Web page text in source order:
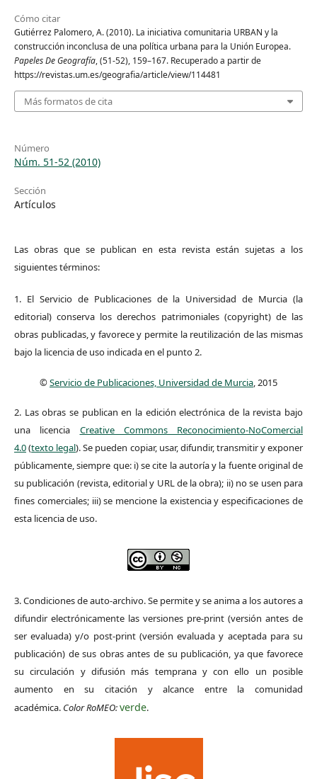
Cómo citar
Gutiérrez Palomero, A. (2010). La iniciativa comunitaria URBAN y la
construcción inconclusa de una política urbana para la Unión Europea.
Papeles De Geografía, (51-52), 159–167. Recuperado a partir de
https://revistas.um.es/geografia/article/view/114481
Más formatos de cita
Número
Núm. 51-52 (2010)
Sección
Artículos
Las obras que se publican en esta revista están sujetas a los
siguientes términos:
1. El Servicio de Publicaciones de la Universidad de Murcia (la
editorial) conserva los derechos patrimoniales (copyright) de las
obras publicadas, y favorece y permite la reutilización de las mismas
bajo la licencia de uso indicada en el punto 2.
©Servicio de Publicaciones, Universidad de Murcia, 2015
2. Las obras se publican en la edición electrónica de la revista bajo
una licencia Creative Commons Reconocimiento-NoComercial
4.0(texto legal). Se pueden copiar, usar, difundir, transmitir y exponer
públicamente, siempre que: i) se cite la autoría y la fuente original de
su publicación (revista, editorial y URL de la obra); ii) no se usen para
fines comerciales; iii) se mencione la existencia y especificaciones de
esta licencia de uso.
3. Condiciones de auto-archivo. Se permite y se anima a los autores a
difundir electrónicamente las versiones pre-print (versión antes de
ser evaluada) y/o post-print (versión evaluada y aceptada para su
publicación) de sus obras antes de su publicación, ya que favorece
su circulación y difusión más temprana y con ello un posible
aumento en su citación y alcance entre la comunidad
académica. Color RoMEO:verde.